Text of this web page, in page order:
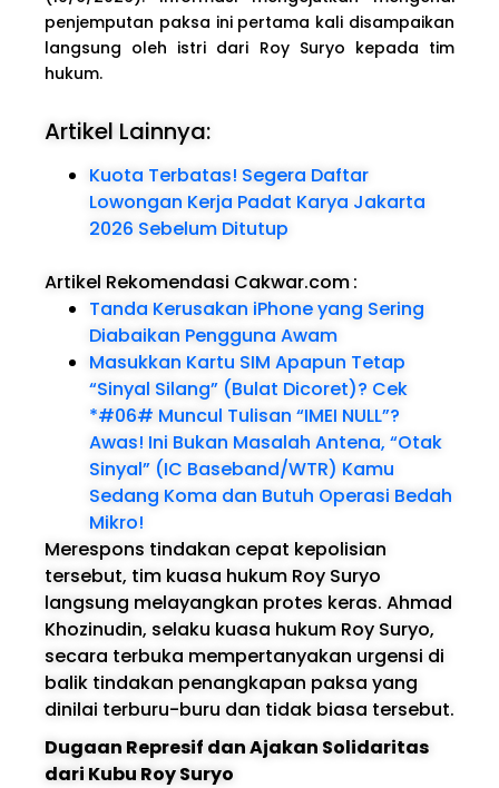
penjemputan paksa ini pertama kali disampaikan
langsung oleh istri dari Roy Suryo kepada tim
hukum.
Artikel Lainnya:
Kuota Terbatas! Segera Daftar
Lowongan Kerja Padat Karya Jakarta
2026 Sebelum Ditutup
Artikel Rekomendasi Cakwar.com:
Tanda Kerusakan iPhone yang Sering
Diabaikan Pengguna Awam
Masukkan Kartu SIM Apapun Tetap
“Sinyal Silang” (Bulat Dicoret)? Cek
*#06# Muncul Tulisan “IMEI NULL”?
Awas! Ini Bukan Masalah Antena, “Otak
Sinyal” (IC Baseband/WTR) Kamu
Sedang Koma dan Butuh Operasi Bedah
Mikro!
Merespons tindakan cepat kepolisian
tersebut, tim kuasa hukum Roy Suryo
langsung melayangkan protes keras. Ahmad
Khozinudin, selaku kuasa hukum Roy Suryo,
secara terbuka mempertanyakan urgensi di
balik tindakan penangkapan paksa yang
dinilai terburu-buru dan tidak biasa tersebut.
Dugaan Represif dan Ajakan Solidaritas
dari Kubu Roy Suryo